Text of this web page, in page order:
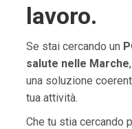
lavoro.
Se stai cercando un
salute nelle Marche
una soluzione
tua attività.
Che tu stia cercando